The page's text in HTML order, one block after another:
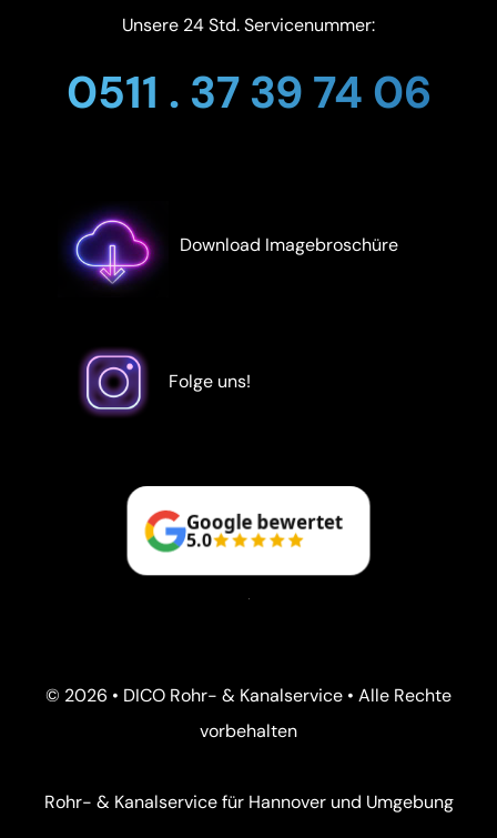
Unsere 24 Std. Servicenummer:
0511 . 37 39 74 06
Download Imagebroschüre
Folge uns!
Google bewertet
5.0
© 2026 • DICO Rohr- & Kanalservice • Alle Rechte
vorbehalten
Rohr- & Kanalservice für Hannover und Umgebung